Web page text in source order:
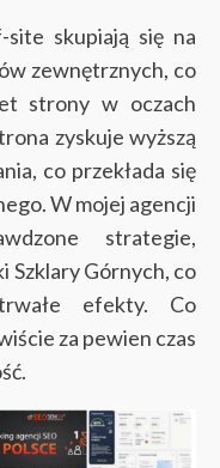
skupiają się na
zewnętrznych, co
strony w oczach
zyskuje wyższą
co przekłada się
W mojej agencji
strategie,
Szklary Górnych, co
efekty. Co
za pewien czas